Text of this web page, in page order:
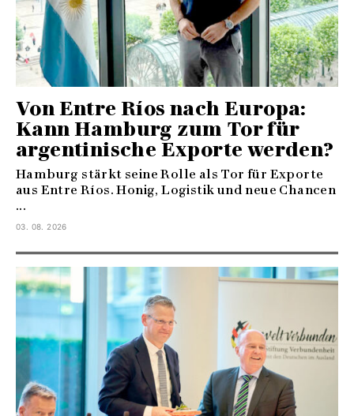
Von Entre Ríos nach Europa:
Kann Hamburg zum Tor für
argentinische Exporte werden?
Hamburg stärkt seine Rolle als Tor für Exporte
aus Entre Ríos. Honig, Logistik und neue Chancen
...
03. 08. 2026